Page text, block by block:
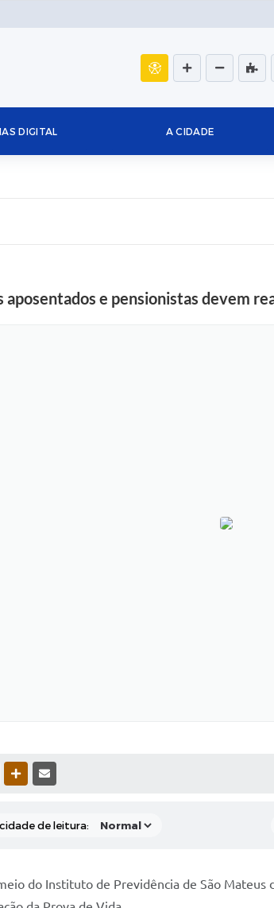
DIGITAL A CIDADE
aposentados e pensionistas devem
WHATSAPPOUTRAS MÍDIAS
de leitura:
do Instituto de Previdência de São